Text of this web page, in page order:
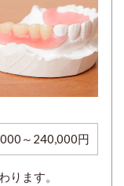
～240,000円
ります。